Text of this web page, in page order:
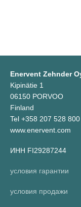
Enervent Zehnder
Kipinätie 1
06150 PORVOO
Finland
Tel +358 207 528 800
www.enervent.com
ИНН FI29287244
условия гарантии
условия продажи